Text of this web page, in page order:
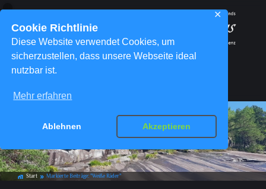
Cookie Richtlinie
Diese Website verwendet Cookies, um
sicherzustellen, dass unsere Webseite ideal
nutzbar ist.
Mehr erfahren
Ablehnen Akzeptieren
✕
Schlagwort-Archiv:Weiße Räder
home_work Start double_arrow Markierte Beiträge: "Weiße Räder"